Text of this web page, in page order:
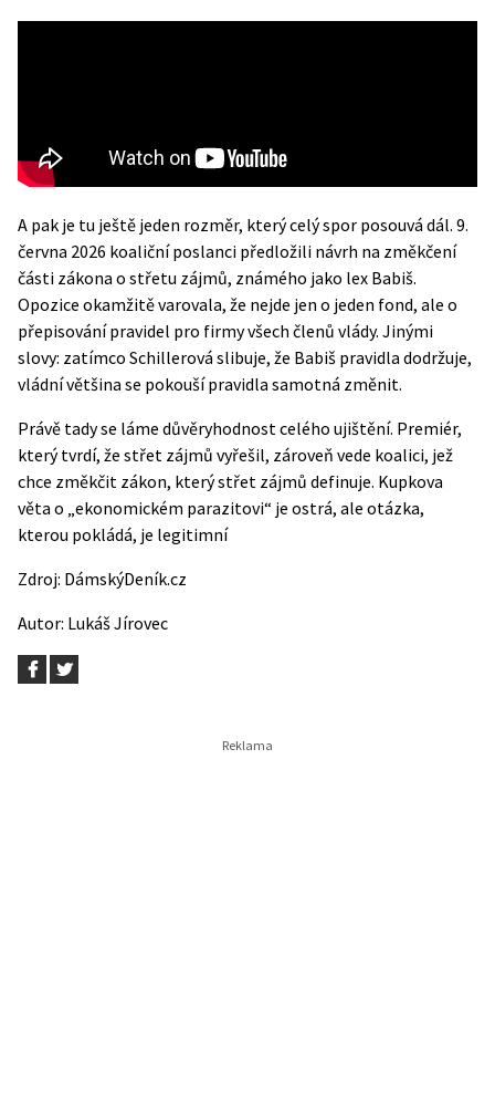
A pak je tu ještě jeden rozměr, který celý spor posouvá dál. 9.
června 2026 koaliční poslanci předložili návrh na změkčení
části zákona o střetu zájmů, známého jako lex Babiš.
Opozice okamžitě varovala, že nejde jen o jeden fond, ale o
přepisování pravidel pro firmy všech členů vlády. Jinými
slovy: zatímco Schillerová slibuje, že Babiš pravidla dodržuje,
vládní většina se pokouší pravidla samotná změnit.
Právě tady se láme důvěryhodnost celého ujištění. Premiér,
který tvrdí, že střet zájmů vyřešil, zároveň vede koalici, jež
chce změkčit zákon, který střet zájmů definuje. Kupkova
věta o „ekonomickém parazitovi“ je ostrá, ale otázka,
kterou pokládá, je legitimní
Zdroj: DámskýDeník.cz
Autor: Lukáš Jírovec